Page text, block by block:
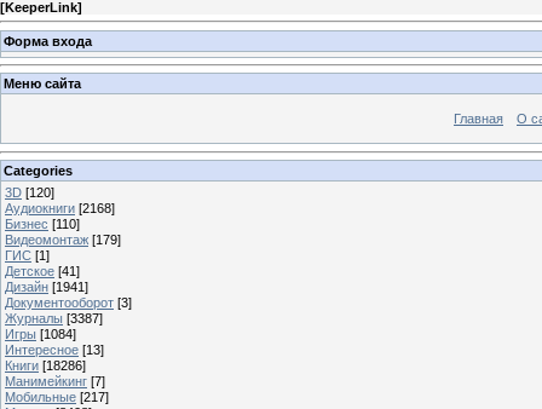
[KeeperLink]
Форма входа
Меню сайта
Главная О
Categories
3D [120]
Аудиокниги [2168]
Бизнес [110]
Видеомонтаж [179]
ГИС [1]
Детское [41]
Дизайн [1941]
Документооборот [3]
Журналы [3387]
Игры [1084]
Интересное [13]
Книги [18286]
Манимейкинг [7]
Мобильные [217]